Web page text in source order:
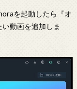
を起動したら『オ
動画を追加しま